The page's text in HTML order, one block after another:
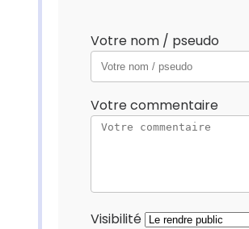
Votre nom / pseudo
Votre commentaire
Visibilité